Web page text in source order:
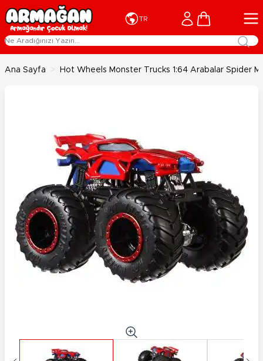
İçeriğe geç
TR Cart
Ana Sayfa > Hot Wheels Monster Trucks 1:64 Arabalar Spider